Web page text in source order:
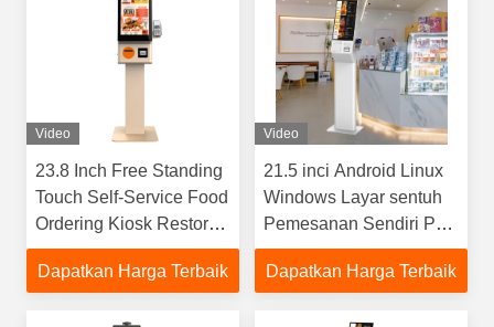
Video
23.8 Inch Free Standing
Touch Self-Service Food
Ordering Kiosk Restoran
Indoor Terminal
Pembayaran
Dapatkan Harga Terbaik
Video
21.5 inci Android Linux
Windows Layar sentuh
Pemesanan Sendiri Pos
Terminal Digital Self-
service Payment Kiosk
Dapatkan Harga Terbaik